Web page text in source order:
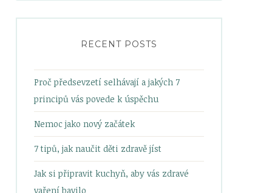
RECENT POSTS
Proč předsevzetí selhávají a jakých 7
principů vás povede k úspěchu
Nemoc jako nový začátek
7 tipů, jak naučit děti zdravě jíst
Jak si připravit kuchyň, aby vás zdravé
vaření bavilo